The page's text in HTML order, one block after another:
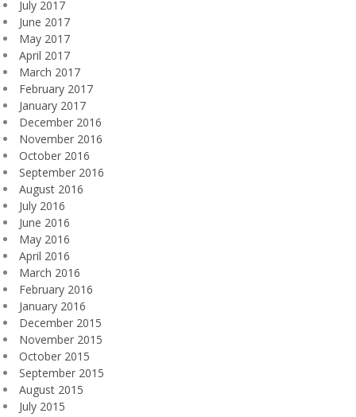
July 2017
June 2017
May 2017
April 2017
March 2017
February 2017
January 2017
December 2016
November 2016
October 2016
September 2016
August 2016
July 2016
June 2016
May 2016
April 2016
March 2016
February 2016
January 2016
December 2015
November 2015
October 2015
September 2015
August 2015
July 2015